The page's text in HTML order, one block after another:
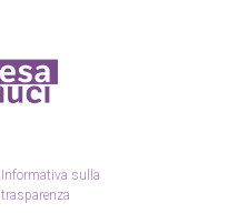
Informativa sulla
trasparenza